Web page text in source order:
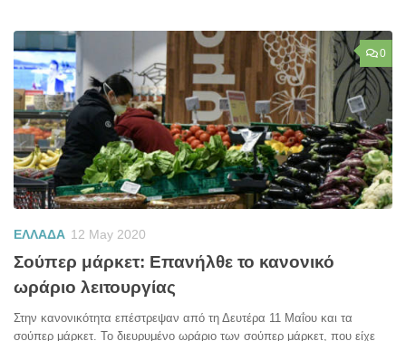
0
ΕΛΛΑΔΑ 12 May 2020
Σούπερ μάρκετ: Επανήλθε το κανονικό
ωράριο λειτουργίας
Στην κανονικότητα επέστρεψαν από τη Δευτέρα 11 Μαΐου και τα
σούπερ μάρκετ. Το διευρυμένο ωράριο των σούπερ μάρκετ, που είχε